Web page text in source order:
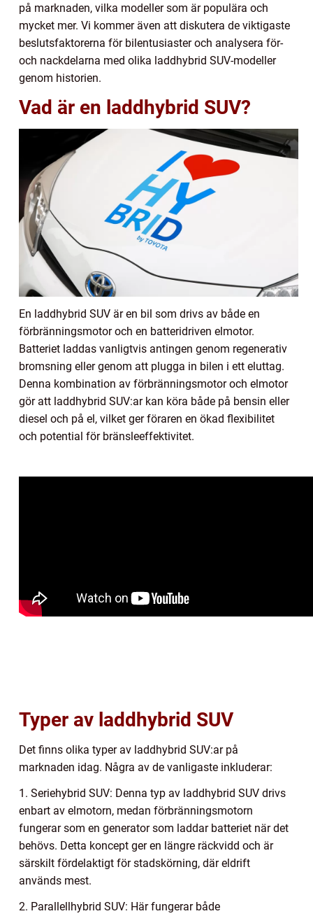
på marknaden, vilka modeller som är populära och
mycket mer. Vi kommer även att diskutera de viktigaste
beslutsfaktorerna för bilentusiaster och analysera för-
och nackdelarna med olika laddhybrid SUV-modeller
genom historien.
Vad är en laddhybrid SUV?
En laddhybrid SUV är en bil som drivs av både en
förbränningsmotor och en batteridriven elmotor.
Batteriet laddas vanligtvis antingen genom regenerativ
bromsning eller genom att plugga in bilen i ett eluttag.
Denna kombination av förbränningsmotor och elmotor
gör att laddhybrid SUV:ar kan köra både på bensin eller
diesel och på el, vilket ger föraren en ökad flexibilitet
och potential för bränsleeffektivitet.
Typer av laddhybrid SUV
Det finns olika typer av laddhybrid SUV:ar på
marknaden idag. Några av de vanligaste inkluderar:
1. Seriehybrid SUV: Denna typ av laddhybrid SUV drivs
enbart av elmotorn, medan förbränningsmotorn
fungerar som en generator som laddar batteriet när det
behövs. Detta koncept ger en längre räckvidd och är
särskilt fördelaktigt för stadskörning, där eldrift
används mest.
2. Parallellhybrid SUV: Här fungerar både